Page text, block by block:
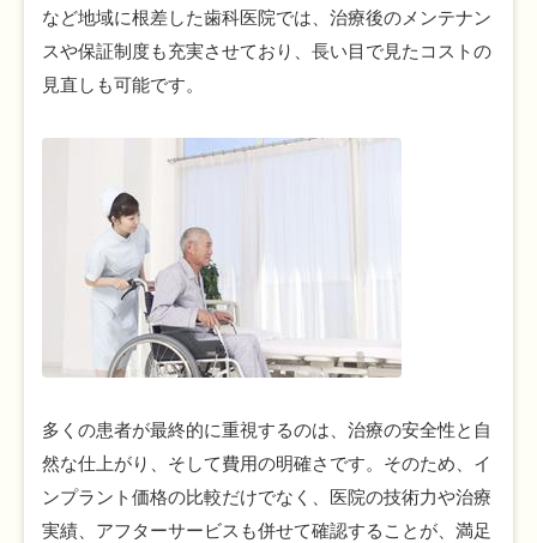
など地域に根差した歯科医院では、治療後のメンテナン
スや保証制度も充実させており、長い目で見たコストの
見直しも可能です。
多くの患者が最終的に重視するのは、治療の安全性と自
然な仕上がり、そして費用の明確さです。そのため、イ
ンプラント価格の比較だけでなく、医院の技術力や治療
実績、アフターサービスも併せて確認することが、満足